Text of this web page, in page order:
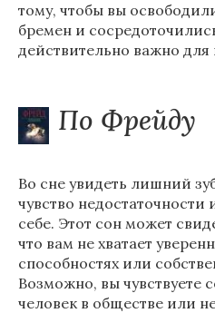
тому, чтобы вы
бремен и
действительно важно для
По Фрейду
Во сне увидеть лишний
чувство недостаточности
себе. Этот сон может
что вам не хватает
способностях или
Возможно, вы чувствуете
человек в обществе или